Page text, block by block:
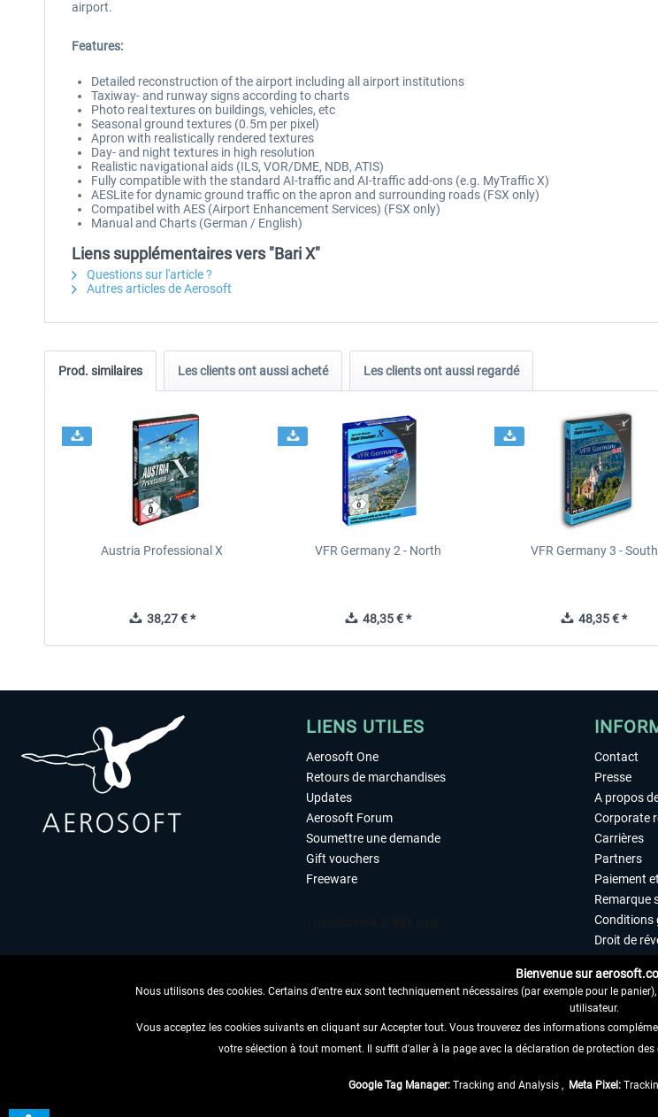
airport.
Features:
Detailed reconstruction of the airport including all airport institutions
Taxiway- and runway signs according to charts
Photo real textures on buildings, vehicles, etc
Seasonal ground textures (0.5m per pixel)
Apron with realistically rendered textures
Day- and night textures in high resolution
Realistic navigational aids (ILS, VOR/DME, NDB, ATIS)
Fully compatible with the standard AI-traffic and AI-traffic add-ons (e.g. MyTraffic X)
AESLite for dynamic ground traffic on the apron and surrounding roads (FSX only)
Compatibel with AES (Airport Enhancement Services) (FSX only)
Manual and Charts (German / English)
Liens supplémentaires vers "Bari X"
Questions sur l'article ?
Autres articles de Aerosoft
Prod. similaires Les clients ont aussi acheté Les clients ont aussi regardé
Austria Professional X
38,27 € *
VFR Germany 2 - North
48,35 € *
VFR Germany 3 - South
48,35 € *
LIENS UTILES
Aerosoft One
Retours de marchandises
Updates
Aerosoft Forum
Soumettre une demande
Gift vouchers
Freeware
RENONCER AU CONTRAT ICI
Contact
Presse
A propos
Corporate
Carrières
Partners
Paiement
Remarque
Conditions
Droit de
Mentions
et, le cas
Bienvenue sur
Nous utilisons des cookies. Certains d'entre eux sont techniquement nécessaires (par exemple pour le
utilisateur.
Vous acceptez les cookies suivants en cliquant sur Accepter tout. Vous trouverez des informations
votre sélection à tout moment. Il suffit d'aller à la page avec la déclaration de protection des
Google Tag Manager: Tracking and Analysis , Meta Pixel: